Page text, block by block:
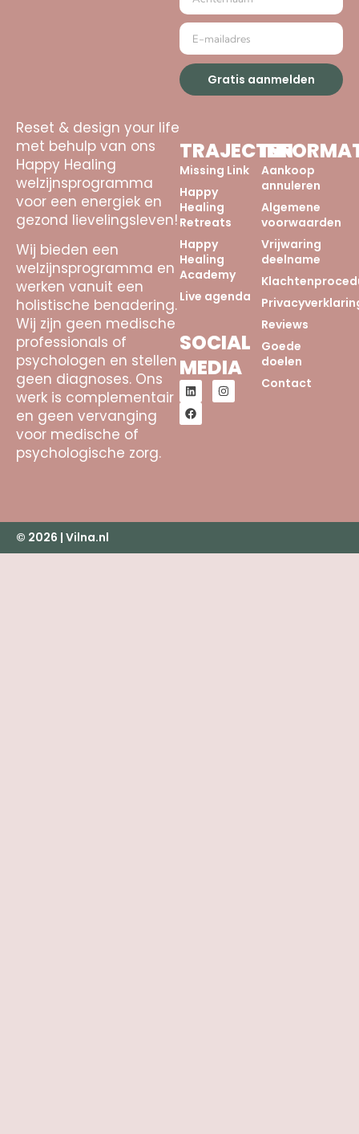
Gratis aanmelden
Reset & design your life
met behulp van ons
Happy Healing
welzijnsprogramma
voor een energiek en
gezond lievelingsleven!
Wij bieden een
welzijnsprogramma en
werken vanuit een
holistische benadering.
Wij zijn geen medische
professionals of
psychologen en stellen
geen diagnoses. Ons
werk is complementair
en geen vervanging
voor medische of
psychologische zorg.
TRAJECTEN
Missing Link
Happy
Healing
Retreats
Happy
Healing
Academy
Live agenda
SOCIAL
MEDIA
Aankoop
annuleren
Algemene
voorwaarden
Vrijwaring
deelname
Reviews
Goede
doelen
Contact
© 2026 | Vilna.nl